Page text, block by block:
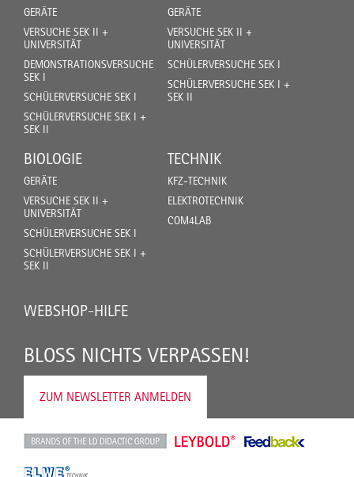
GERÄTE
VERSUCHE SEK II +
UNIVERSITÄT
DEMONSTRATIONSVERSUCHE
SEK I
SCHÜLERVERSUCHE SEK I
SCHÜLERVERSUCHE SEK I +
SEK II
GERÄTE
VERSUCHE SEK II +
UNIVERSITÄT
SCHÜLERVERSUCHE SEK I
SCHÜLERVERSUCHE SEK I +
SEK II
BIOLOGIE
GERÄTE
VERSUCHE SEK II +
UNIVERSITÄT
SCHÜLERVERSUCHE SEK I
SCHÜLERVERSUCHE SEK I +
SEK II
TECHNIK
KFZ-TECHNIK
ELEKTROTECHNIK
COM4LAB
WEBSHOP-HILFE
BLOSS NICHTS VERPASSEN!
ZUM NEWSLETTER ANMELDEN